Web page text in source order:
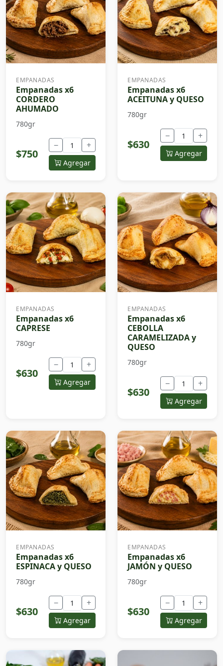
EMPANADAS
Empanadas x6
CORDERO
AHUMADO
780gr
$750
− +
Agregar
EMPANADAS
Empanadas x6
ACEITUNA y QUESO
780gr
$630
− +
Agregar
EMPANADAS
Empanadas x6
CAPRESE
780gr
$630
− +
Agregar
EMPANADAS
Empanadas x6
CEBOLLA
CARAMELIZADA y
QUESO
780gr
$630
− +
Agregar
EMPANADAS
Empanadas x6
ESPINACA y QUESO
780gr
$630
− +
Agregar
EMPANADAS
Empanadas x6
JAMÓN y QUESO
780gr
$630
− +
Agregar